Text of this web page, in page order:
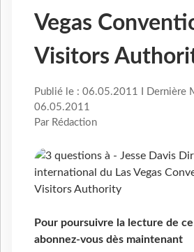
Vegas
Visitors
Publié le : 06.05.2011 I Dernière
06.05.2011
Par Rédaction
Pour poursuivre la lecture de
abonnez-vous dès maintenant